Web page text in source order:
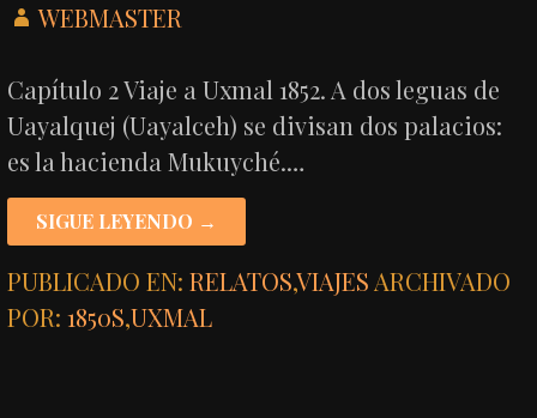
WEBMASTER
Capítulo 2 Viaje a Uxmal 1852. A dos leguas de
Uayalquej (Uayalceh) se divisan dos palacios:
es la hacienda Mukuyché.…
SIGUE LEYENDO →
PUBLICADO EN:RELATOS,VIAJES ARCHIVADO
POR:1850S,UXMAL